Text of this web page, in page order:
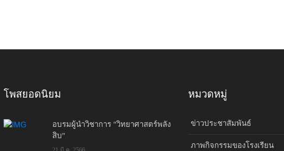
โพสยอดนิยม
อบรมผู้นำวิชาการ "วิทยาศาสตร์พลัง
สิบ"
หมวดหมู่
ข่าวประชาสัมพันธ์
ภาพกิจกรรมของโรงเรียน